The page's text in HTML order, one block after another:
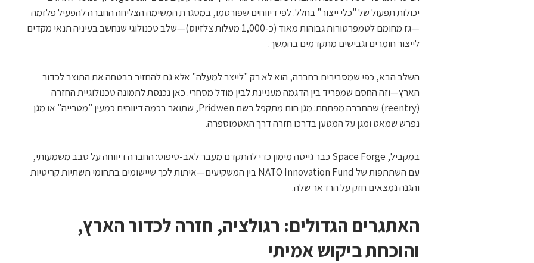
יכולות תפעול של "כלי ייצור" בחלל. לפי דיווחים שפורסמו, במסגרת המשימה הצליחה החברה להפעיל פלזמה
—גז מחומם לטמפרטורות גבוהות מאוד (כ-1,000 מעלות צלזיוס)—שלב טכנולוגי שנחשב בעיניה תנאי מקדים
לייצור חומרים וגבישים מתקדמים בהמשך.
השלב הבא, כפי שמסבירים בחברה, הוא לא רק "לייצר למעלה" אלא גם להחזיר בבטחה את התוצר לכדור
הארץ—וזה החסם שמפריד בין הדגמה מעניינת לבין מודל מסחרי. כאן נכנסת לתמונה טכנולוגיית החזרה
(reentry) שהחברה מפתחת: מגן חום מתקפל בשם Pridwen, שתואר בכמה דיווחים כמעין "מטרייה" או מגן
נפרש שמאט ומגן על המטען בדרכו חזרה דרך האטמוספרה.
במקביל, Space Forge כבר גייסה מימון כדי להתקדם מעבר לאב-טיפוס: החברה דיווחה על סבב משמעותי,
עם השתתפות של NATO Innovation Fund בין המשקיעים—איתות לכך שיישומים בתחומי תשתיות קריטיות
והגנה נמצאים חזק על הרדאר שלה.
האתגרים הגדולים: רגולציה, חזרה לכדור הארץ,
והוכחת ביקוש אמיתי